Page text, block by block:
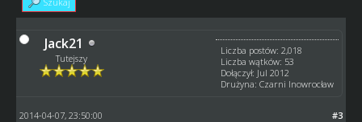
Jack21
Tutejszy
Liczba postów: 2,018
Liczba wątków: 53
Dołączył: Jul 2012
Drużyna: Czarni Inowrocław
#3
2014-04-07, 23:50:00